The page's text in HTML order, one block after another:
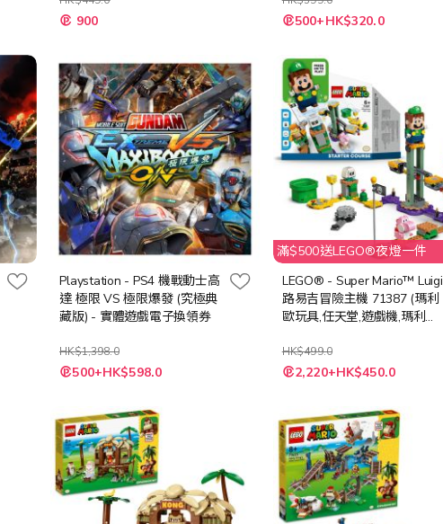
特
殊 900 500+HK$320.0
Playstation - PS4 機戰動士高
達 極限 VS 極限爆發 (究極典
藏版) - 實體遊戲電子換領券
HK$1,398.0
特
殊 500+HK$598.0
滿$500送LEGO®夜燈一件
LEGO® - Super Mario™ Luigi
路易吉冒險主機 71387 (瑪利
歐玩具,任天堂,遊戲機,瑪利歐,
HK$499.0
特
殊 2,220+HK$450.0